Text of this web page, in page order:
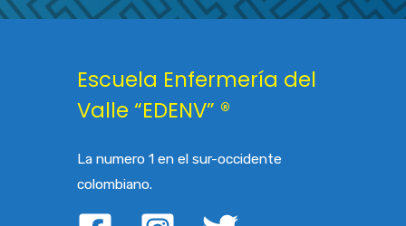
Escuela Enfermería del
Valle “EDENV” ®
La numero 1 en el sur-occidente
colombiano.